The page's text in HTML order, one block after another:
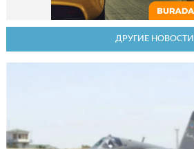
ДРУГИЕ НОВОСТИ